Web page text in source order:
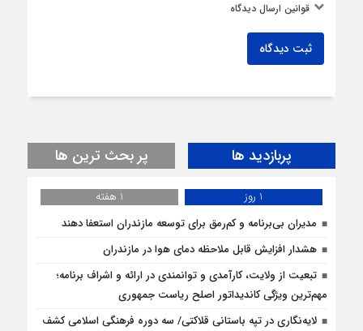
قوانین ارسال دیدگاه
ثبت دیدگاه
پربازدید ها پر بحث ترین ها
1 روز
1 هفته
مدیران بی‌برنامه و کم‌رمق برای توسعه مازندران استعفا دهند
هشدار افزایش قابل ملاحظه دمای هوا در مازندران
تبعیت از ولایت، کارآمدی و توانمندی در ارائه و اشراف برنامه؛
مهم‌ترین ویژگی کاندیداتور اصلح ریاست جمهوری
لایه‌نگاری در تپه باستانی قلاکتی/ سه دوره فرهنگی اسلامی کشف